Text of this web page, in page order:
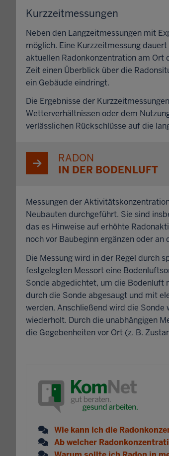
Kurzzeitmessungen
Neben den Langzeitmessungen mit
möglich. Eine Kurzzeitmessung
aktuellen Radonkonzentration am Ort
Zeit einen Überblick über die
ein Gebäude eindringt.
Die Ergebnisse der
Wetterverhältnissen oder dem
verlässlichen Rückschlüsse auf die
RADON
IN DER BODENLUFT
Messungen der
Neubauten durchgeführt. Sie sind
das es Hinweise auf erhöhte
noch vor Baubeginn ergänzen oder an
Die Messung wird in der Regel durch
festgelegten Messort eine
Sonde abgedichtet, um die Bodenluft
durch die Sonde abgesaugt und mit
werden. Anschließend wird die Sonde
wiederholt. Durch die unabhängigen
die Gegebenheiten vor Ort (z. B.
Wie kann ich die
Ab welcher